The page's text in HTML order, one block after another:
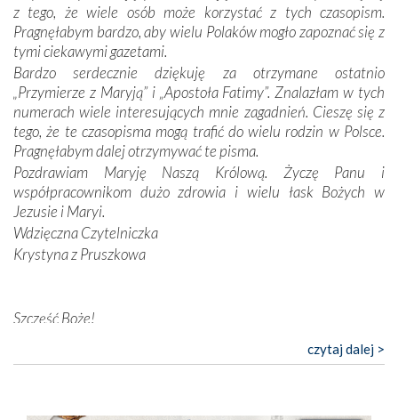
konieczności ciągłego zabiegania o własną duszę i o łaskę
Opatrzności. Wierność przynosi pomyślność –
przynajmniej w życiu duchowym. Odstępstwo owocuje
nieszczęściem i śmiercią. Te uniwersalne prawdy
przychodziły na myśl, gdy słuchaliśmy opowieści
przewodników o portugalskich monarchach i wodzach,
zwycięskich bitwach i nieszczęśliwych losach grzesznych
kochanków.
Byli tym razem pośród Apostołów Fatimy reprezentanci
każdego spośród żyjących pokoleń. Najmłodszy uczestnik
liczył sobie 13 lat, zaś senior, pan Zdzisław – już 94.
Całe życie marzyłem, by tu przyjechać
Nasza pielgrzymka nie byłaby tak bogata w duchową treść
Oprócz zapewnienia nam możliwości codziennego
pięknych pieśni.
z tego, że wiele osób może korzystać z tych czasopism.
Pragnęłabym bardzo, aby wielu Polaków mogło zapoznać się z
tymi ciekawymi gazetami.
Bardzo serdecznie dziękuję za otrzymane ostatnio
„Przymierze z Maryją” i „Apostoła Fatimy”. Znalazłam w tych
numerach wiele interesujących mnie zagadnień. Cieszę się z
tego, że te czasopisma mogą trafić do wielu rodzin w Polsce.
Pragnęłabym dalej otrzymywać te pisma.
Pozdrawiam Maryję Naszą Królową. Życzę Panu i
współpracownikom dużo zdrowia i wielu łask Bożych w
Jezusie i Maryi.
Wdzięczna Czytelniczka
Krystyna z Pruszkowa
Szczęść Boże!
to pismo, które bardzo sobie cenię i szanuję. Redagujecie
czytaj dalej >